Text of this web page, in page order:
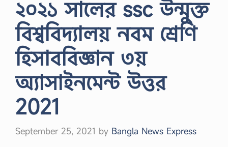
২০২১ সালের ssc উন্মুক্ত
বিশ্ববিদ্যালয় নবম শ্রেণি
হিসাববিজ্ঞান ৩য়
অ্যাসাইনমেন্ট উত্তর
2021
September 25, 2021 by Bangla News Express